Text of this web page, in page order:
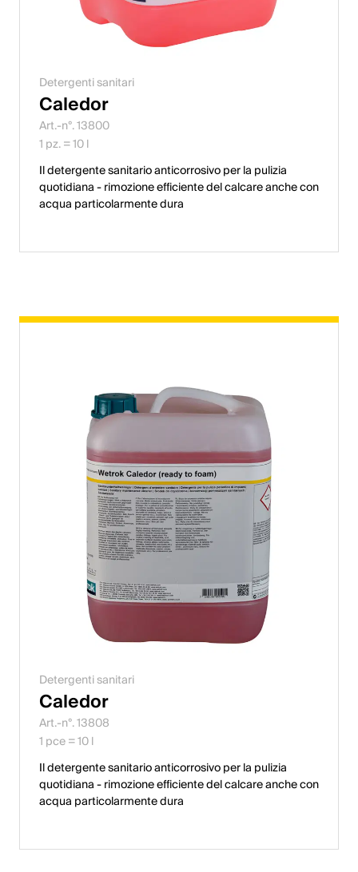
Svenska
English
Polonia
Polski
Detergenti sanitari
Caledor
Art.-n°. 13800
1 pz. = 10 l
Il detergente sanitario anticorrosivo per la pulizia
quotidiana - rimozione efficiente del calcare anche con
acqua particolarmente dura
Detergenti sanitari
Caledor
Art.-n°. 13808
1 pce = 10 l
Il detergente sanitario anticorrosivo per la pulizia
quotidiana - rimozione efficiente del calcare anche con
acqua particolarmente dura